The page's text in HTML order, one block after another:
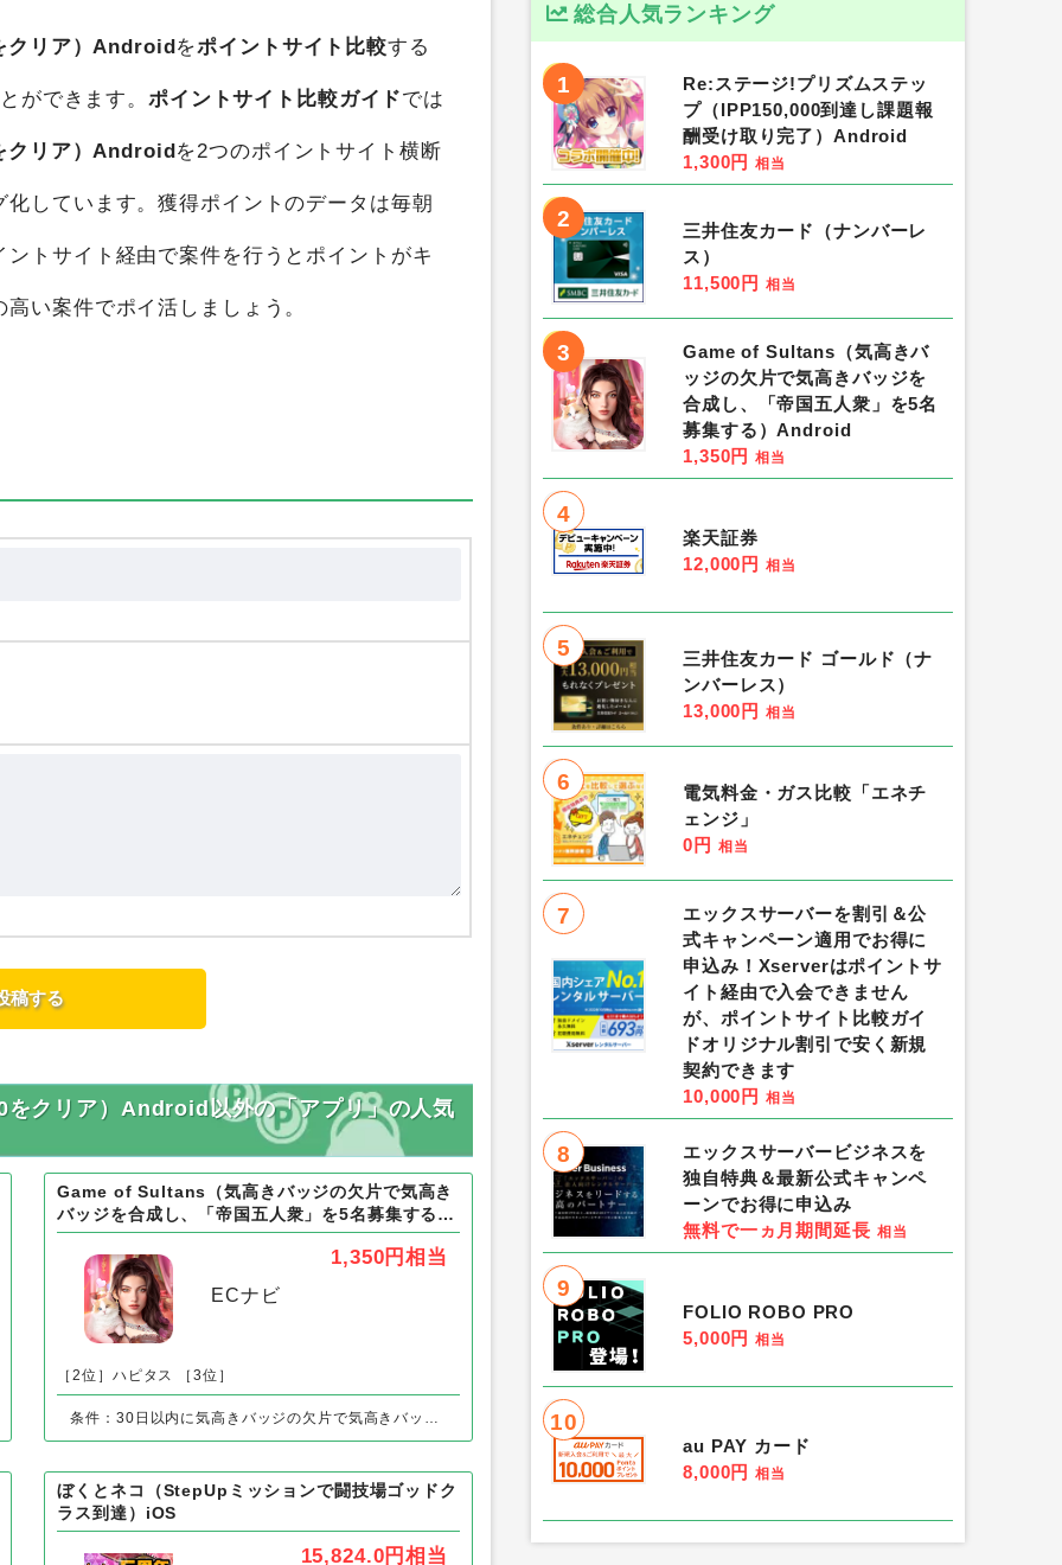
象外となることがあります。・別
到達した・既にアプリをインスト
に至るまで、同一の標準ブラウザ
】に広告クリックからアプリ初回
動までが完了しなかった・広告ク
ックから初回起動までに通信環境
変更した・回線が不安定な状態で
ンストールまたは成果地点に到達
クリア）Android をポイントサイト比較する
ができます。 ポイントサイト比較ガイドでは
クリア）Android を2つのポイントサイト横断
しています。獲得ポイントのデータは毎朝
クリア）Android以外の「アプリ」の人気
Game of Sultans（気高きバッジの欠片で気高き
バッジを合成し、「帝国五人衆」を5名募集する）
ECナビ
［2位］ハピタス ［3位］
条件：30日以内に気高きバッジの欠片で気高きバッジを合成し、「帝国五人衆」を5名募集する
総合人気ランキング
1
Re:ステージ!プリズムステッ
プ（IPP150,000到達し課題報
酬受け取り完了）Android
1,300円 相当
2
三井住友カード（ナンバーレ
ス）
11,500円 相当
3
Game of Sultans（気高きバ
ッジの欠片で気高きバッジを
合成し、「帝国五人衆」を5名
募集する）Android
1,350円 相当
4
楽天証券
12,000円 相当
5
三井住友カード ゴールド（ナ
ンバーレス）
13,000円 相当
6
電気料金・ガス比較「エネチ
ェンジ」
0円 相当
7
エックスサーバーを割引＆公
式キャンペーン適用でお得に
申込み！Xserverはポイントサ
イト経由で入会できません
が、ポイントサイト比較ガイ
ドオリジナル割引で安く新規
契約できます
10,000円 相当
8
エックスサーバービジネスを
独自特典＆最新公式キャンペ
ーンでお得に申込み
無料で一ヵ月期間延長 相当
9
FOLIO ROBO PRO
5,000円 相当
10
au PAY カード
8,000円 相当